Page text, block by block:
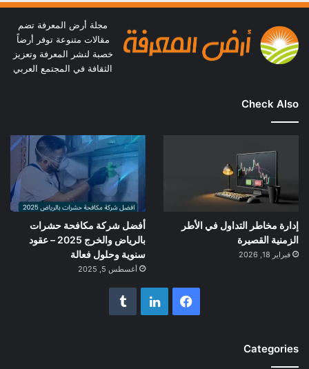
مجلة أرض المعرفة تضم
مقالات متنوعة توفر أرضاً
خصبة لنشر المعرفة وتعزيز
الثقافة في المجتمع العربي
Check Also
إدارة مخاطر التداول في الأطر
الزمنية القصيرة
فبراير 18, 2026
أفضل شركة مكافحة حشرات
بالرياض والخرج 2025 – عقود
سنوية وحلول فعالة
أغسطس 5, 2025
فيسبوكلينكدإن
‏Tumblr
Categories